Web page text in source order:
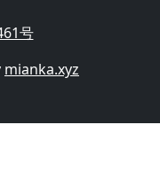
号
mianka.xyz